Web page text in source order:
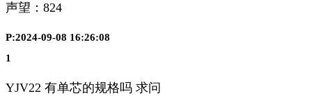
声望： 824
P:2024-09-08 16:26:08
1
YJV22 有单芯的规格吗 求问